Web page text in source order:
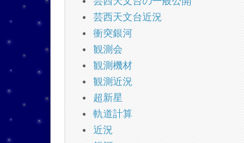
芸西天文台近況
衝突銀河
観測会
観測機材
観測近況
超新星
軌道計算
近況